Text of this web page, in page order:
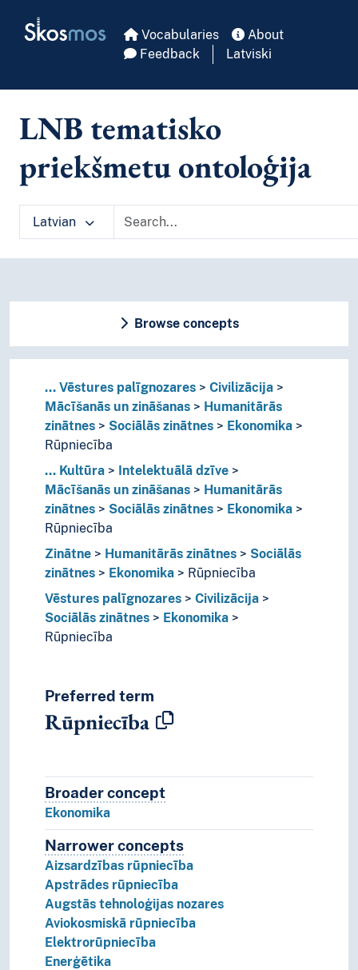
Skosmos Vocabularies
About
Feedback
Latviski
LNB tematisko
priekšmetu ontoloģija
Latvian
Browse concepts
... Vēstures palīgnozares
Civilizācija
Mācīšanās un zināšanas
Humanitārās
zinātnes
Sociālās zinātnes
Ekonomika
Rūpniecība
... Kultūra
Intelektuālā dzīve
Mācīšanās un zināšanas
Humanitārās
zinātnes
Sociālās zinātnes
Ekonomika
Rūpniecība
Zinātne
Humanitārās zinātnes
Sociālās
zinātnes
Ekonomika
Rūpniecība
Vēstures palīgnozares
Civilizācija
Sociālās zinātnes
Ekonomika
Rūpniecība
Preferred term
Rūpniecība
Broader conceptBroader concept
Ekonomika
Narrower conceptsNarrower concepts.
Aizsardzības rūpniecība
Apstrādes rūpniecība
Augstās tehnoloģijas nozares
Aviokosmiskā rūpniecība
Elektrorūpniecība
Enerģētika